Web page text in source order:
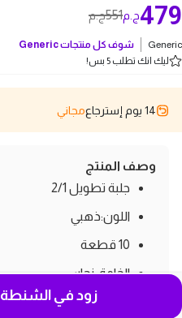
551ج.م 479ج.م
Generic شوف كل منتجاتGeneric
ليك انك تطلب 5 بس!
14 يوم إسترجاع مجاني
وصف المنتج
جلبة تطويل 2/1
اللون:ذهبي
10 قطعة
الخامة: نحاس
بلد الصنع: الصين
زود في الشنطة